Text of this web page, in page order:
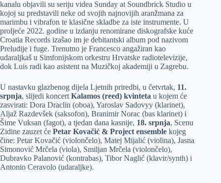
kanalu objavili su seriju videa Sunday at Soundbrick Studio u
kojoj su predstavili neke od svojih najnovijih aranžmana za
marimbu i vibrafon te klasične skladbe za iste instrumente. U
proljeće 2022. godine u izdanju renomirane diskografske kuće
Croatia Records izašao im je debitantski album pod nazivom
Preludije i fuge. Trenutno je Francesco angažiran kao
udaraljkaš u Simfonijskom orkestru Hrvatske radiotelevizije,
dok Luis radi kao asistent na Muzičkoj akademiji u Zagrebu.
U nastavku glazbenog dijela Ljetnih priredbi, u četvrtak, 11.
srpnja, slijedi koncert Kalamos (reed) kvinteta u kojem će
zasvirati: Dora Draclin (oboa), Yaroslav Sadovyy (klarinet),
Aljaž Razdevšek (saksofon), Branimir Norac (bas klarinet) i
Šime Vuksan (fagot), a tjedan dana kasnije, 18. srpnja, Scenu
Zidine zauzet će Petar Kovačić & Project ensemble kojeg
čine: Petar Kovačić (violončelo), Matej Mijalić (violina), Jasna
Simonović Mrčela (viola), Smiljan Mrčela (violončelo),
Dubravko Palanović (kontrabas), Tibor Naglić (klavir/synth) i
Antonio Ceravolo (udaraljke).